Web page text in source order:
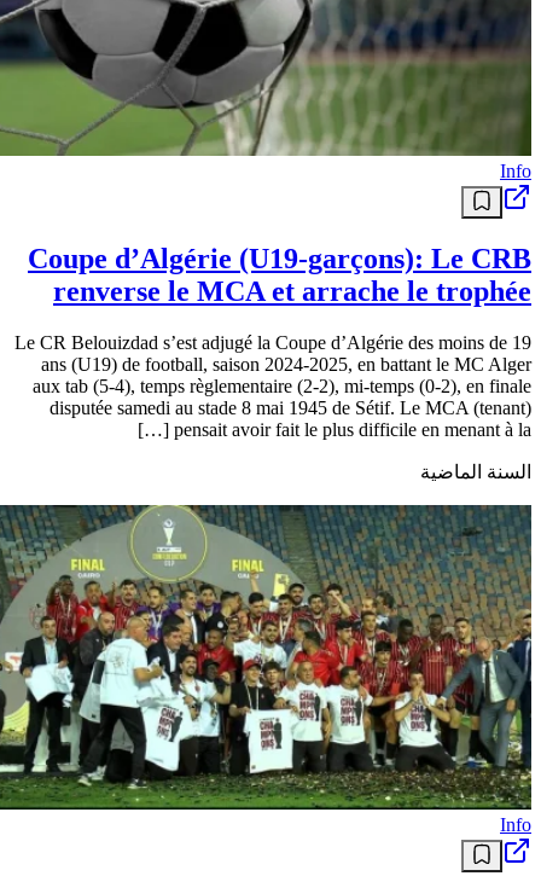
Info
Coupe d’Algérie (U19-garçons): Le CRB
renverse le MCA et arrache le trophée
Le CR Belouizdad s’est adjugé la Coupe d’Algérie des moins de 19
ans (U19) de football, saison 2024-2025, en battant le MC Alger
aux tab (5-4), temps règlementaire (2-2), mi-temps (0-2), en finale
disputée samedi au stade 8 mai 1945 de Sétif. Le MCA (tenant)
pensait avoir fait le plus difficile en menant à la […]
السنة الماضية
Info